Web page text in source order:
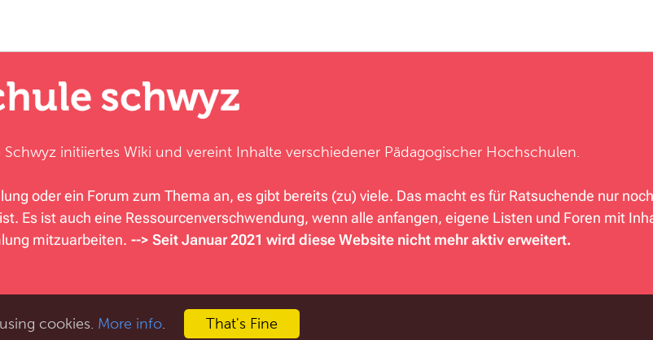
Schwyz initiiertes Wiki und vereint Inhalte verschiedener Pädagogischer Hochschulen.
oder ein Forum zum Thema an, es gibt bereits (zu) viele. Das macht es für Ratsuchende nur noch
Es ist auch eine Ressourcenverschwendung, wenn alle anfangen, eigene Listen und Foren mit
mitzuarbeiten. --> Seit Januar 2021 wird diese Website nicht mehr aktiv erweitert.
cookies. More info. That's Fine